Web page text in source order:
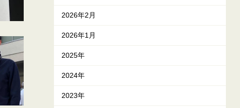
2026年2月
2026年1月
2025年
2024年
2023年